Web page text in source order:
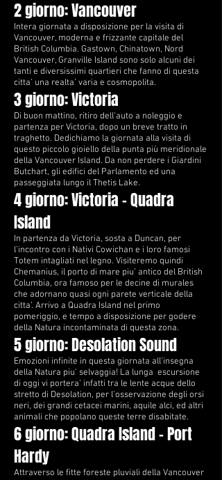
2 giorno: Vancouver
Intera giornata a disposizione per la visita di
Vancouver, moderna e frizzante capitale del
British Columbia. Gastown, Chinatown, Nord
Vancouver, Granville Island sono solo alcuni dei
tanti e diversissimi quartieri che fanno di questa
citta’ una realta’ varia e cosmopolita.
3 giorno: Victoria
Di buon mattino, ritiro dell’auto a noleggio e
partenza per Victoria, dopo un breve tratto in
traghetto. Dedichiamo la giornata alla visita di
questo piccolo gioiello della punta più meridionale
della Vancouver Island. Da non perdere i Giardini
Butchart, gli edifici del Parlamento ed una
passeggiata lungo il Thetis Lake.
4 giorno: Victoria – Quadra
Island
In partenza da Victoria, sosta a Duncan, per
l’incontro con i Nativi Cowichan e i loro famosi
Totem intagliati nel legno. Visiteremo quindi
Chemanius, il porto di mare piu’ antico del British
Columbia, ora famoso per le decine di murales
che adornano quasi ogni parete verticale della
citta’. Arrivo a Quadra Island nel primo
pomeriggio, e tempo a disposizione per godere
della Natura incontaminata di questa zona.
5 giorno: Desolation Sound
Emozioni infinite in questa giornata all’insegna
della Natura piu' selvaggia! La lunga escursione
di oggi vi portera’ infatti tra le lente acque dello
stretto di Desolation, per l’osservazione degli orsi
neri, dei grandi cetacei marini, aquile alci, ed altri
animali che popolano queste terre disabitate.
6 giorno: Quadra Island – Port
Hardy
Attraverso le fitte foreste pluviali della Vancouver